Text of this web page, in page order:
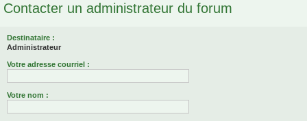
Contacter un administrateur du forum
Destinataire :
Administrateur
Votre adresse courriel :
Votre nom :